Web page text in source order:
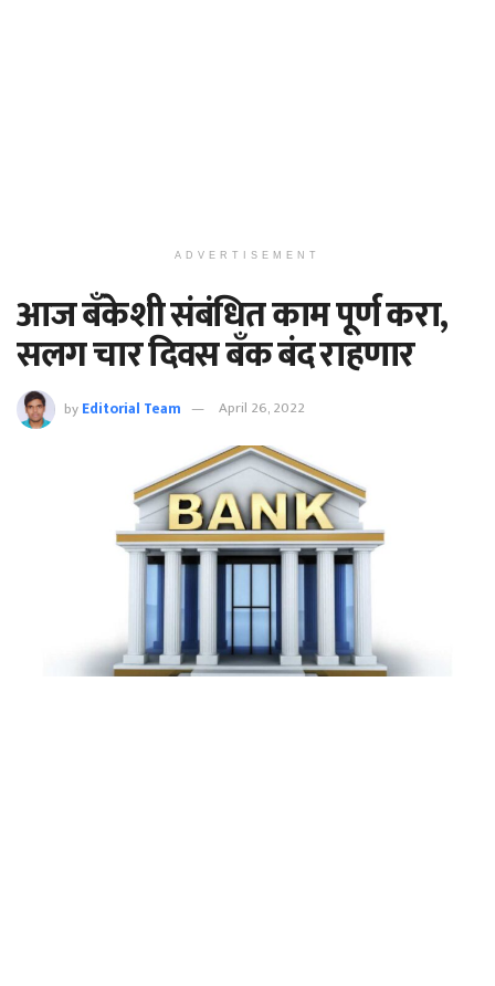
ADVERTISEMENT
आज बँकेशी संबंधित काम पूर्ण करा,
सलग चार दिवस बँक बंद राहणार
byEditorial Team April 26, 2022